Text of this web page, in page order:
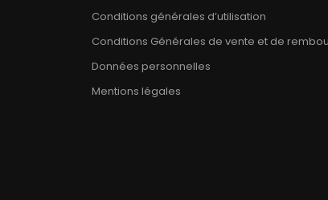
Conditions générales d’utilisation
Conditions Générales de vente et de
Données personnelles
Mentions légales